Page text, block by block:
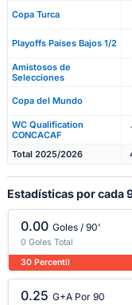
Copa Turca
Playoffs Países Bajos 1/2
Amistosos de
Selecciones
Copa del Mundo
WC Qualification
CONCACAF
Total 2025/2026
Estadísticas por cada
0.00 Goles / 90'
0 Goles Total
30 Percentil
0.25 G+A Por 90